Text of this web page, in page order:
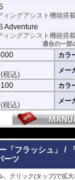
精密な角度調整機構
調整が可能です。
ディングポジション
を確保できます。
ルミニウム製アーム
マーベースを採用
、安定した視界を確
拡大効果で、広い視
な視認性
ングアシスト機能搭
Adventure
ングアシスト機能搭
適合の一
カラ
(税込) メー
カラ
(税込) メー
「フラッシュ」 /
ーツ
、クリック(タップ)で拡大